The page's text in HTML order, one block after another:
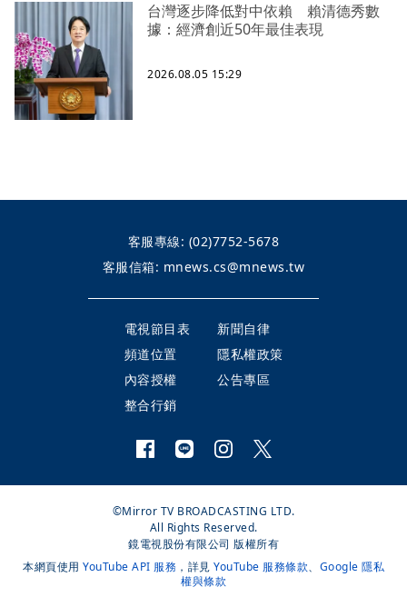
台灣逐步降低對中依賴 賴清德秀數
據：經濟創近50年最佳表現
2026.08.05 15:29
客服專線: (02)7752-5678
客服信箱: mnews.cs@mnews.tw
電視節目表
新聞自律
頻道位置
隱私權政策
內容授權
公告專區
整合行銷
©Mirror TV BROADCASTING LTD.
All Rights Reserved.
鏡電視股份有限公司 版權所有
本網頁使用 YouTube API 服務 ，詳見 YouTube 服務條款、 Google 隱私
權與條款